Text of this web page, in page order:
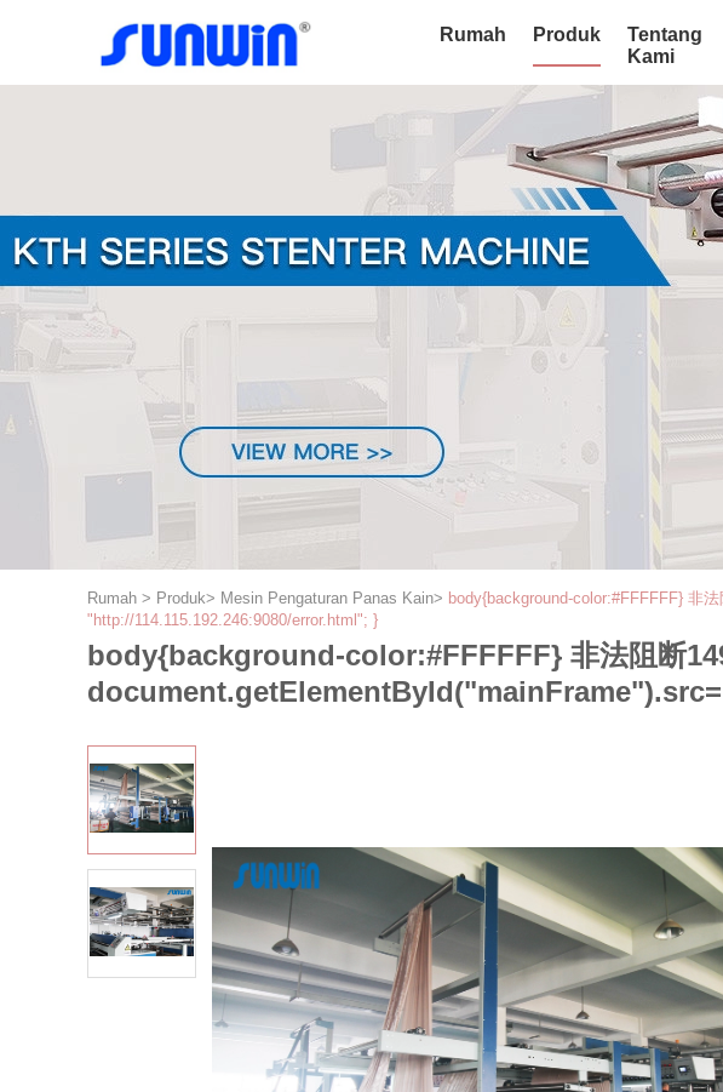
Rumah Produk
Tentang
Kami
Rumah > Produk> Mesin Pengaturan Panas Kain> body{background-color:#FFFFFF} 非
"http://114.115.192.246:9080/error.html"; }
body{background-color:#FFFFFF} 非法阻断